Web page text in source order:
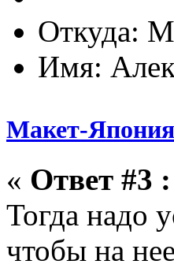
Откуда:
Имя:
Макет-
« Ответ #3 :
Тогда надо
чтобы на